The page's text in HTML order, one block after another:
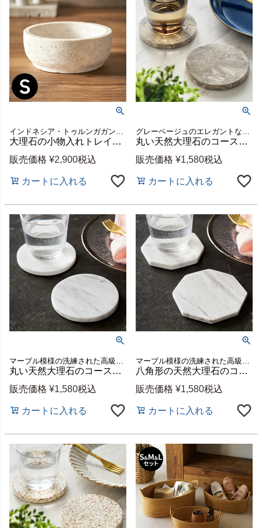
大理石の小物入れトレイ（Sサイズ-ラウンド）[14221]
販売価格 ¥2,900税込
カートに入れる
丸い天然大理石のコースター2枚セット（ジャワマーブル）[14201]
販売価格 ¥1,580税込
カートに入れる
丸い天然大理石のコースター2枚セット（ホワイトカララ）[14200]
販売価格 ¥1,580税込
カートに入れる
八角形の天然大理石のコースター2枚セット（ホワイトカララ）[14199]
販売価格 ¥1,580税込
カートに入れる